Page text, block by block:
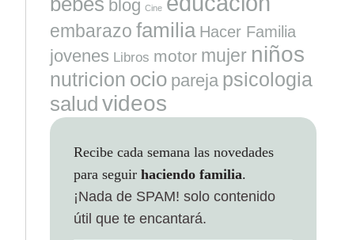
blog Cine
embarazo familia Hacer Familia
jovenes Libros motor mujer niños
nutricion ocio pareja psicologia
salud videos
Recibe cada semana las novedades
para seguir haciendo familia.
¡Nada de SPAM! solo contenido
útil que te encantará.